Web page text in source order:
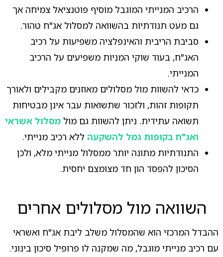
הרכיב המנייתי המוגבל מוסיף פוטנציאל צמיחה אך
גם מעט תנודתיות בהשוואה למסלול אג"ח טהור.
סביבת הריבית והאינפלציה משפיעות על רכיב
האג"ח, בעוד שוקי המניות משפיעים על הרכיב
המנייתי.
כדאי להשוות מול מסלולים מאוזנים מקבילים ולאורך
תקופות זהות, ולזכור שתשואות עבר אינן מבטיחות
תשואה עתידית. ניתן להשוות גם מול מסלול אשראי
ואג"ח בקופות גמל להשקעהללא רכיב מנייתי.
התנודתיות מתונה יותר ממסלול מנייתי מלא, ולכן
הסיכון להפסד הון חד מצומצם יחסית.
השוואה מול מסלולים אחרים
ההבדל המרכזי הוא שהמסלול משלב ליבת אג"ח ואשראי
עם רכיב מנייתי מוגבל, מה שמקנה לו פרופיל סיכון בינוני.